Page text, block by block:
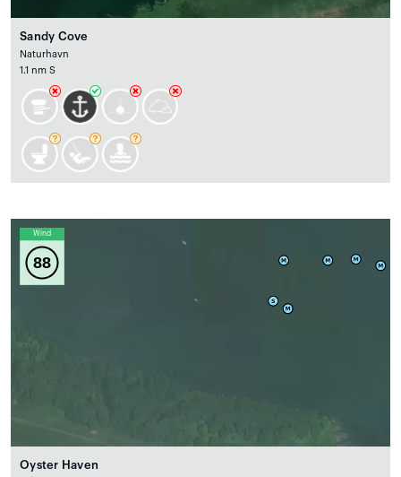
Sandy Cove
Naturhavn
1.1 nm S
Wind
88
Oyster Haven